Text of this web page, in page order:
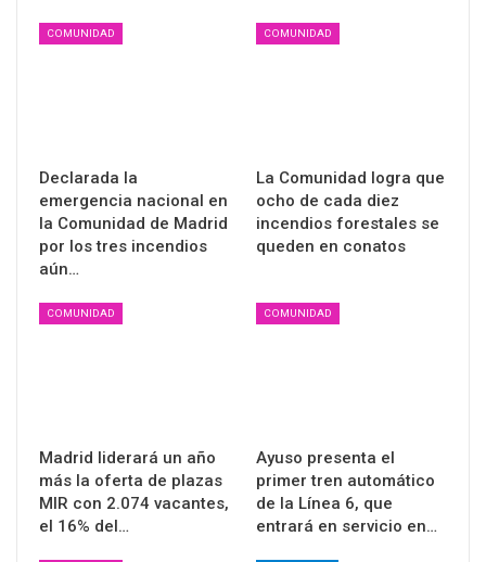
COMUNIDAD
Declarada la
emergencia nacional en
la Comunidad de Madrid
por los tres incendios
aún…
COMUNIDAD
La Comunidad logra que
ocho de cada diez
incendios forestales se
queden en conatos
COMUNIDAD
Madrid liderará un año
más la oferta de plazas
MIR con 2.074 vacantes,
el 16% del…
COMUNIDAD
Ayuso presenta el
primer tren automático
de la Línea 6, que
entrará en servicio en…